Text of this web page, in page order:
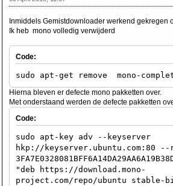
Inmiddels Gemistdownloader werkend gekregen
Ik heb mono volledig verwijderd
Code:
sudo apt-get remove mono-
Hierna bleven er defecte mono pakketten over.
Met onderstaand werden de defecte pakketten
Code:
sudo apt-key adv --keyserver
hkp://keyserver.ubuntu.com:80 --
"deb https://download.mono-
project.com/repo/ubuntu stable-